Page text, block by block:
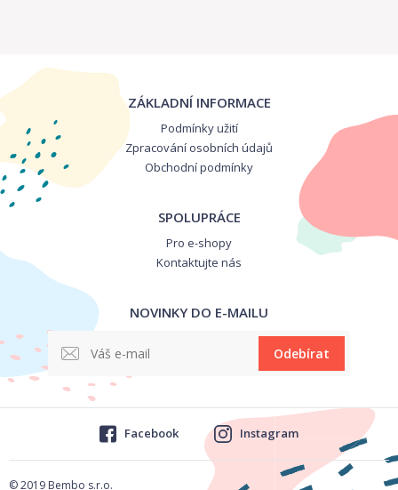
ZÁKLADNÍ INFORMACE
Podmínky užití
Zpracování osobních údajů
Obchodní podmínky
SPOLUPRÁCE
Pro e-shopy
Kontaktujte nás
NOVINKY DO E-MAILU
Odebírat
© 2019 Bembo s.r.o.
Facebook Instagram